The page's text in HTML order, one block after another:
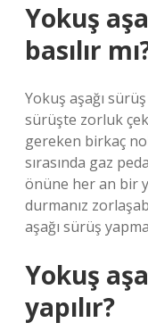
Yokuş
basılır
Yokuş aşağı
sürüşte zorluk
gereken birkaç
sırasında gaz
önüne her an bir
durmanız
aşağı sürüş
Yokuş
yapılır?